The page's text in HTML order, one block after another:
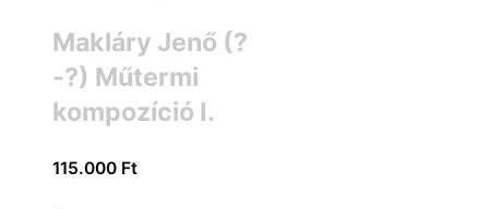
Makláry Jenő (?
-?) Műtermi
kompozíció I.
115.000 Ft